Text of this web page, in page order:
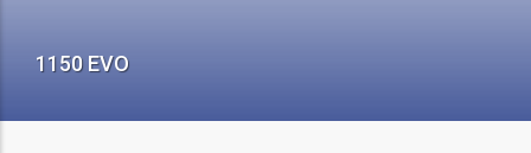
1150 EVO